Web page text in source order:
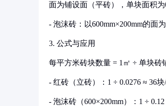
面为铺设面（平砖），单块面积为
- 泡沫砖：以600mm×200mm的面
3. 公式与应用
每平方米砖块数量 = 1㎡ ÷ 单块砖
- 红砖（立砖）：1 ÷ 0.0276 ≈ 36块/
- 泡沫砖（600×200mm）：1 ÷ 0.12